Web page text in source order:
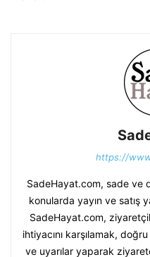
https://
SadeHayat.com, sade ve
konularda yayın ve satış
SadeHayat.com,
ihtiyacını karşılamak,
ve uyarılar yaparak